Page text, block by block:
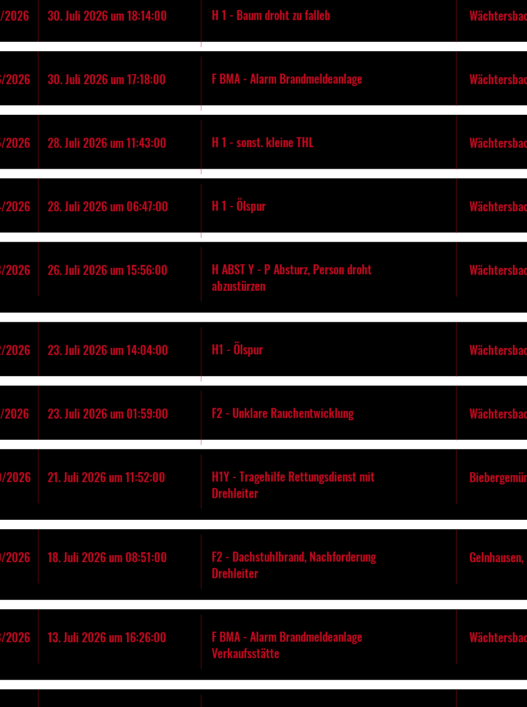
2026 30. Juli 2026 um 18:14:00 H 1 - Baum droht zu falleb
2026 30. Juli 2026 um 17:18:00 F BMA - Alarm Brandmeldeanlage
2026 28. Juli 2026 um 11:43:00 H 1 - sonst. kleine THL
2026 28. Juli 2026 um 06:47:00 H 1 - Ölspur
2026 26. Juli 2026 um 15:56:00
H ABST Y - P Absturz, Person droht
abzustürzen
2026 23. Juli 2026 um 14:04:00 H1 - Ölspur
2026 23. Juli 2026 um 01:59:00 F2 - Unklare Rauchentwicklung
2026 21. Juli 2026 um 11:52:00
H1Y - Tragehilfe Rettungsdienst mit
Drehleiter
2026 18. Juli 2026 um 08:51:00
F2 - Dachstuhlbrand, Nachforderung
Drehleiter
2026 13. Juli 2026 um 16:26:00
F BMA - Alarm Brandmeldeanlage
Verkaufsstätte